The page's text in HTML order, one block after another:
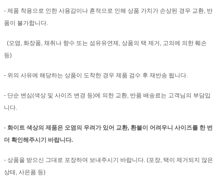
- 제품 착용으로 인한 사용감이나 흔적으로 인해 상품 가치가 손상된 경우 교환, 반
품이 불가합니다.
(오염, 화장품, 채취나 향수 또는 섬유유연제, 상품의 택 제거, 고의에 의한 훼손
등)
- 위의 사유에 해당하는 상품이 도착한 경우 제품 검수 후 재반송 됩니다.
- 단순 변심(색상 및 사이즈 변경 등)에 의한 교환, 반품 배송료는 고객님의 부담입
니다.
- 화이트 색상의 제품은 오염의 우려가 있어 교환, 환불이 어려우니 사이즈를 한 번
더 확인해주시기 바랍니다.
- 상품을 받으신 그대로 포장하여 보내주시기 바랍니다. (포장, 택이 제거되지 않은
상태, 사은품 등)